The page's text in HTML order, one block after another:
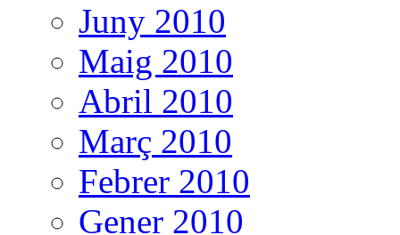
Juny 2010
Maig 2010
Abril 2010
Març 2010
Febrer 2010
Gener 2010